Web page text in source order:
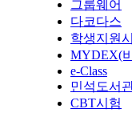
그룹웨어
다코다스
학생지원
MYDEX(
e-Class
민석도서
CBT시험